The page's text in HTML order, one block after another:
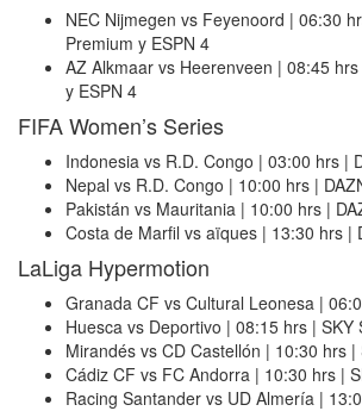
NEC Nijmegen vs Feyenoord | 06:30
Premium y ESPN 4
AZ Alkmaar vs Heerenveen | 08:45
y ESPN 4
FIFA Women’s Series
Indonesia vs R.D. Congo | 03:00 hrs |
Nepal vs R.D. Congo | 10:00 hrs |
Pakistán vs Mauritania | 10:00 hrs |
Costa de Marfil vs aïques | 13:30 hrs |
LaLiga Hypermotion
Granada CF vs Cultural Leonesa |
Huesca vs Deportivo | 08:15 hrs | SKY
Mirandés vs CD Castellón | 10:30 hrs |
Cádiz CF vs FC Andorra | 10:30 hrs |
Racing Santander vs UD Almería |